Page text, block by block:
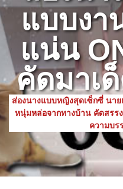
แบบง
แน่น
คัดมาเ
ส่องนางแบบหญิงสุดเซ็กซี่ นา
หนุ่มหล่อจากทางบ้าน คัดสรร
ความบร